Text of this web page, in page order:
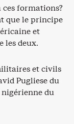
formations?
que le principe
et
les deux.
et civils
Pugliese du
du